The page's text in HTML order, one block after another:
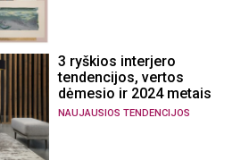
3 ryškios interjero
tendencijos, vertos
dėmesio ir 2024 metais
NAUJAUSIOS TENDENCIJOS